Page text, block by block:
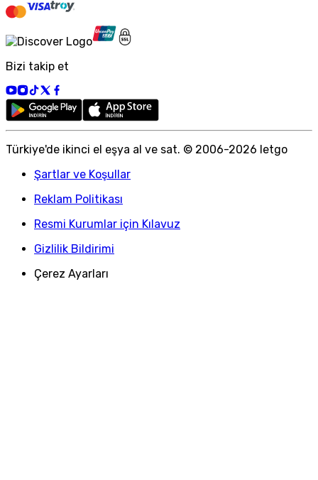
Bizi takip et
Türkiye'de ikinci el eşya al ve sat. © 2006-2026 letgo
Şartlar ve Koşullar
Reklam Politikası
Resmi Kurumlar için Kılavuz
Gizlilik Bildirimi
Çerez Ayarları